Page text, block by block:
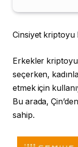
Cinsiyet kriptoyu
Erkekler
seçerken,
etmek için
Bu arada,
sahip.